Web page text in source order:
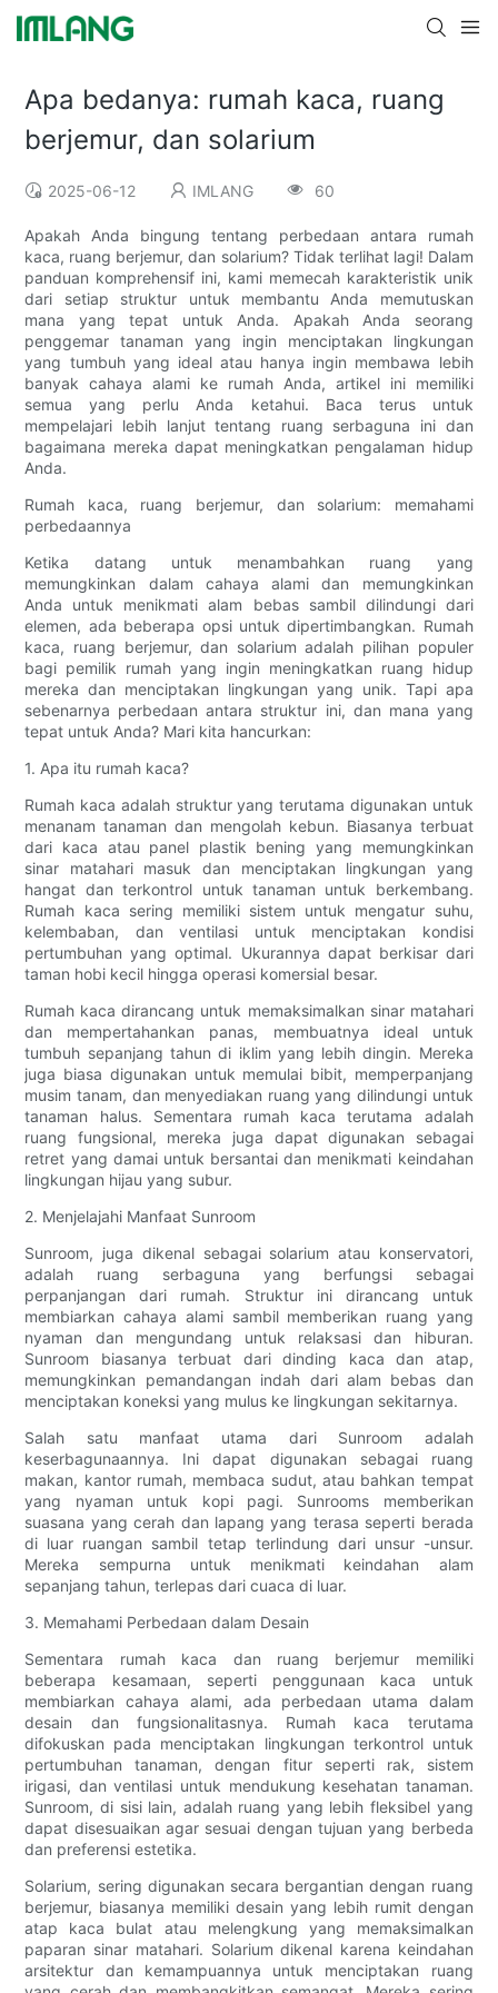
Apa bedanya: rumah kaca, ruang
berjemur, dan solarium
2025-06-12 IMLANG 60
Apakah Anda bingung tentang perbedaan antara rumah
kaca, ruang berjemur, dan solarium? Tidak terlihat lagi! Dalam
panduan komprehensif ini, kami memecah karakteristik unik
dari setiap struktur untuk membantu Anda memutuskan
mana yang tepat untuk Anda. Apakah Anda seorang
penggemar tanaman yang ingin menciptakan lingkungan
yang tumbuh yang ideal atau hanya ingin membawa lebih
banyak cahaya alami ke rumah Anda, artikel ini memiliki
semua yang perlu Anda ketahui. Baca terus untuk
mempelajari lebih lanjut tentang ruang serbaguna ini dan
bagaimana mereka dapat meningkatkan pengalaman hidup
Anda.
Rumah kaca, ruang berjemur, dan solarium: memahami
perbedaannya
Ketika datang untuk menambahkan ruang yang
memungkinkan dalam cahaya alami dan memungkinkan
Anda untuk menikmati alam bebas sambil dilindungi dari
elemen, ada beberapa opsi untuk dipertimbangkan. Rumah
kaca, ruang berjemur, dan solarium adalah pilihan populer
bagi pemilik rumah yang ingin meningkatkan ruang hidup
mereka dan menciptakan lingkungan yang unik. Tapi apa
sebenarnya perbedaan antara struktur ini, dan mana yang
tepat untuk Anda? Mari kita hancurkan:
1. Apa itu rumah kaca?
Rumah kaca adalah struktur yang terutama digunakan untuk
menanam tanaman dan mengolah kebun. Biasanya terbuat
dari kaca atau panel plastik bening yang memungkinkan
sinar matahari masuk dan menciptakan lingkungan yang
hangat dan terkontrol untuk tanaman untuk berkembang.
Rumah kaca sering memiliki sistem untuk mengatur suhu,
kelembaban, dan ventilasi untuk menciptakan kondisi
pertumbuhan yang optimal. Ukurannya dapat berkisar dari
taman hobi kecil hingga operasi komersial besar.
Rumah kaca dirancang untuk memaksimalkan sinar matahari
dan mempertahankan panas, membuatnya ideal untuk
tumbuh sepanjang tahun di iklim yang lebih dingin. Mereka
juga biasa digunakan untuk memulai bibit, memperpanjang
musim tanam, dan menyediakan ruang yang dilindungi untuk
tanaman halus. Sementara rumah kaca terutama adalah
ruang fungsional, mereka juga dapat digunakan sebagai
retret yang damai untuk bersantai dan menikmati keindahan
lingkungan hijau yang subur.
2. Menjelajahi Manfaat Sunroom
Sunroom, juga dikenal sebagai solarium atau konservatori,
adalah ruang serbaguna yang berfungsi sebagai
perpanjangan dari rumah. Struktur ini dirancang untuk
membiarkan cahaya alami sambil memberikan ruang yang
nyaman dan mengundang untuk relaksasi dan hiburan.
Sunroom biasanya terbuat dari dinding kaca dan atap,
memungkinkan pemandangan indah dari alam bebas dan
menciptakan koneksi yang mulus ke lingkungan sekitarnya.
Salah satu manfaat utama dari Sunroom adalah
keserbagunaannya. Ini dapat digunakan sebagai ruang
makan, kantor rumah, membaca sudut, atau bahkan tempat
yang nyaman untuk kopi pagi. Sunrooms memberikan
suasana yang cerah dan lapang yang terasa seperti berada
di luar ruangan sambil tetap terlindung dari unsur -unsur.
Mereka sempurna untuk menikmati keindahan alam
sepanjang tahun, terlepas dari cuaca di luar.
3. Memahami Perbedaan dalam Desain
Sementara rumah kaca dan ruang berjemur memiliki
beberapa kesamaan, seperti penggunaan kaca untuk
membiarkan cahaya alami, ada perbedaan utama dalam
desain dan fungsionalitasnya. Rumah kaca terutama
difokuskan pada menciptakan lingkungan terkontrol untuk
pertumbuhan tanaman, dengan fitur seperti rak, sistem
irigasi, dan ventilasi untuk mendukung kesehatan tanaman.
Sunroom, di sisi lain, adalah ruang yang lebih fleksibel yang
dapat disesuaikan agar sesuai dengan tujuan yang berbeda
dan preferensi estetika.
Solarium, sering digunakan secara bergantian dengan ruang
berjemur, biasanya memiliki desain yang lebih rumit dengan
atap kaca bulat atau melengkung yang memaksimalkan
paparan sinar matahari. Solarium dikenal karena keindahan
arsitektur dan kemampuannya untuk menciptakan ruang